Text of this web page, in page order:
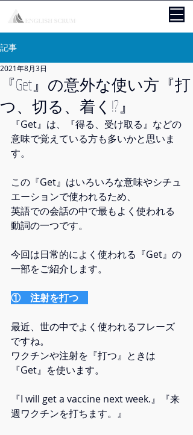
記事
『Get』の意外な使い方『打
つ、切る、着く!?』
2021年8月3日
『Get』は、『得る、受け取る』などの
意味で覚えている方も多いかと思いま
す。
この『Get』はいろいろな意味やシチュ
エーションで使われるため、
英語での会話の中で最もよく使われる
動詞の一つです。
今回は日常的によく使われる『Get』の
一部をご紹介します。
①　注射を打つ
最近、世の中でよく使われるフレーズ
ですね。
ワクチンや注射を『打つ』ときは
『Get』を使います。
『I will get a vaccine next week.』『来
週ワクチンを打ちます。』